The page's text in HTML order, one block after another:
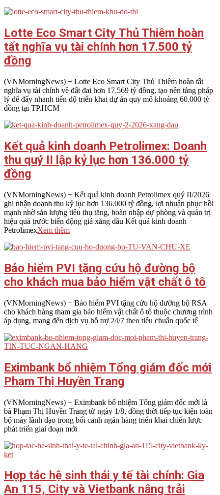
Lotte Eco Smart City Thủ Thiêm hoàn
tất nghĩa vụ tài chính hơn 17.500 tỷ
đồng
2026-
08-
03
(VNMorningNews) − Lotte Eco Smart City Thủ Thiêm hoàn tất
nghĩa vụ tài chính về đất đai hơn 17.569 tỷ đồng, tạo nền tảng pháp
lý để đẩy nhanh tiến độ triển khai dự án quy mô khoảng 60.000 tỷ
đồng tại TP.HCM
Kết quả kinh doanh Petrolimex: Doanh
thu quý II lập kỷ lục hơn 136.000 tỷ
đồng
2026-
08-
03
(VNMorningNews) − Kết quả kinh doanh Petrolimex quý II/2026
ghi nhận doanh thu kỷ lục hơn 136.000 tỷ đồng, lợi nhuận phục hồi
mạnh nhờ sản lượng tiêu thụ tăng, hoàn nhập dự phòng và quản trị
hiệu quả trước biến động giá xăng dầu Kết quả kinh doanh
PetrolimexXem thêm
Bảo hiểm PVI tặng cứu hộ đường bộ
cho khách mua bảo hiểm vật chất ô tô
2026-
08-
03
(VNMorningNews) − Bảo hiểm PVI tặng cứu hộ đường bộ RSA
cho khách hàng tham gia bảo hiểm vật chất ô tô thuộc chương trình
áp dụng, mang đến dịch vụ hỗ trợ 24/7 theo tiêu chuẩn quốc tế
Eximbank bổ nhiệm Tổng giám đốc mới
Phạm Thị Huyền Trang
2026-
08-
03
(VNMorningNews) − Eximbank bổ nhiệm Tổng giám đốc mới là
bà Phạm Thị Huyền Trang từ ngày 1/8, đồng thời tiếp tục kiện toàn
bộ máy lãnh đạo trong bối cảnh ngân hàng triển khai chiến lược
phát triển giai đoạn mới
Hợp tác hệ sinh thái y tế tài chính: Gia
An 115, City và Vietbank nâng trải